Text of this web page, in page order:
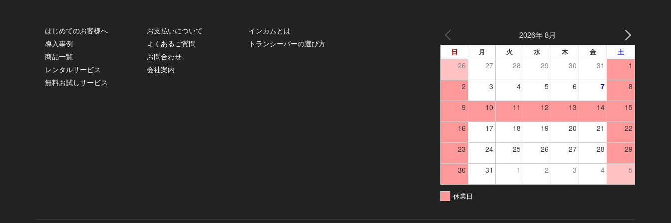
はじめてのお客様へ
導入事例
商品一覧
レンタルサービス
無料お試しサービス
お支払いについて
よくあるご質問
お問合わせ
会社案内
インカムとは
トランシーバーの選び方
2026年 8月
日 月 火 水 木 金 土
26 27 28 29 30 31 1
2 3 4 5 6 7 8
9 10 11 12 13 14 15
16 17 18 19 20 21 22
23 24 25 26 27 28 29
30 31 1 2 3 4 5
休業日